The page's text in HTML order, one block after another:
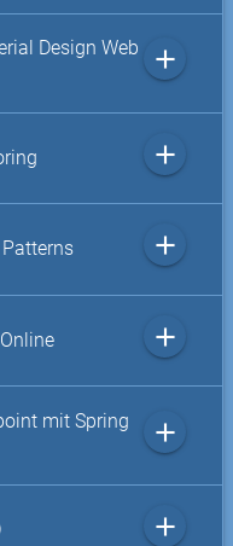
Design Web
add
add
add
add
mit Spring
add
add